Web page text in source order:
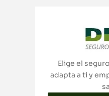
Elige el
adapta a ti y